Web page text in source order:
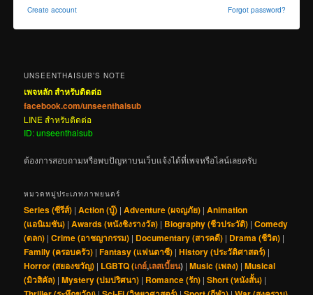
Create account Forgot password?
UNSEENTHAISUB’S NOTE
เพจหลัก สำหรับติดต่อ
facebook.com/unseenthaisub
LINE สำหรับติดต่อ
ID: unseenthaisub
ต้องการสอบถามหรือพบปัญหาบนเว็บแจ้งได้ที่เพจหรือไลน์เลยครับ
หมวดหมู่ประเภทภาพยนตร์
Series (ซีรีส์) |Action (บู๊) |Adventure (ผจญภัย) |Animation
(แอนิเมชัน) |Awards (หนังชิงรางวัล) | Biography (ชีวประวัติ) |Comedy
(ตลก) |Crime (อาชญากรรม) | Documentary (สารคดี) | Drama (ชีวิต) |
Family (ครอบครัว) |Fantasy (แฟนตาซี) |History (ประวัติศาสตร์) |
Horror (สยองขวัญ) | LGBTQ (เกย์,เลสเบี้ยน) |Music (เพลง) |Musical
(มิวสิคัล) |Mystery (ปมปริศนา) | Romance (รัก) |Short (หนังสั้น) |